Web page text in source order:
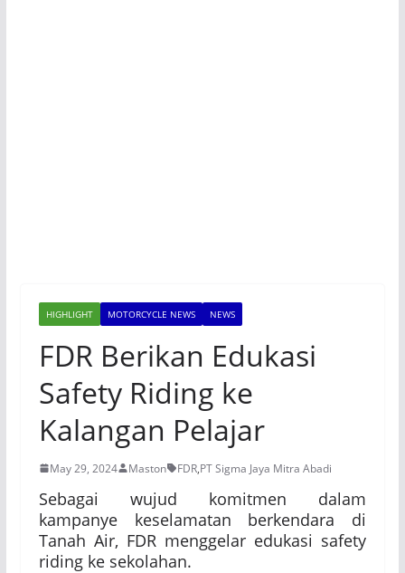
HIGHLIGHT MOTORCYCLE NEWS NEWS
FDR Berikan Edukasi
Safety Riding ke
Kalangan Pelajar
May 29, 2024 Maston FDR,PT Sigma Jaya Mitra Abadi
Sebagai wujud komitmen dalam
kampanye keselamatan berkendara di
Tanah Air, FDR menggelar edukasi safety
riding ke sekolahan.